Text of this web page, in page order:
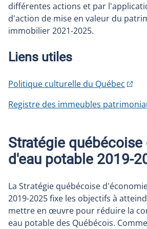
différentes actions et par
d'action de mise en valeur du
immobilier 2021-2025.
Liens utiles
Politique culturelle du Québec
Registre des immeubles
Stratégie
d'eau potable 2019-
La Stratégie québécoise
2019-2025 fixe les objectifs à
mettre en œuvre pour réduire la
eau potable des Québécois.